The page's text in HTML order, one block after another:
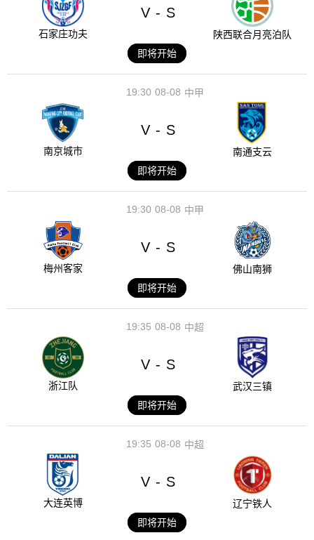
石家庄功夫
V - S
陕西联合月亮泊队
即将开始
08-08
19:30 中甲
南京城市
V - S
南通支云
即将开始
08-08
19:30 中甲
梅州客家
V - S
佛山南狮
即将开始
08-08
19:35 中超
浙江队
V - S
武汉三镇
即将开始
08-08
19:35 中超
大连英博
V - S
辽宁铁人
即将开始